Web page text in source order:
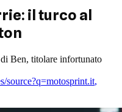
il turco al
Ben, titolare infortunato
source?q=motosprint.it,